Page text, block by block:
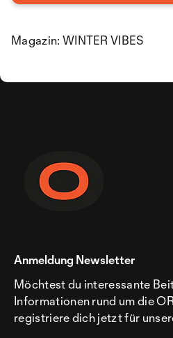
Magazin: WINTER VIBES
Anmeldung Newsletter
Möchtest du interessante
Informationen rund um die
registriere dich jetzt für